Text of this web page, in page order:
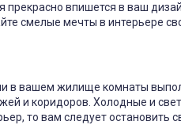
впишется в ваш
смелые мечты в интерьере
в вашем жилище комнаты
и коридоров. Холодные и
то вам следует остановить